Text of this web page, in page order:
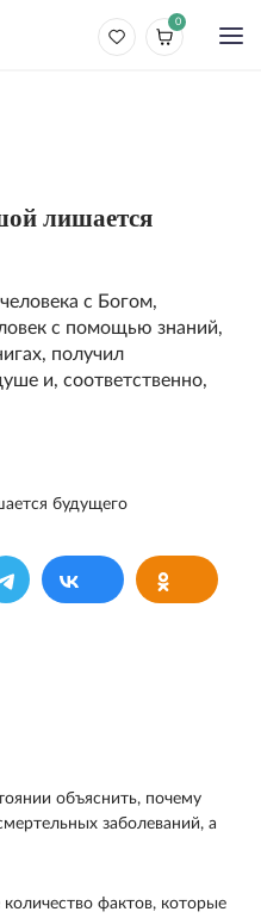
0
лишается
с Богом,
с помощью знаний,
получил
и, соответственно,
объяснить, почему
заболеваний, а
фактов, которые